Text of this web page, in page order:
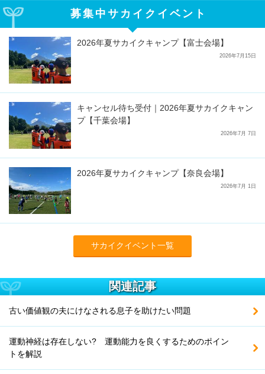
募集中サカイクイベント
2026年夏サカイクキャンプ【富士会場】
2026年7月15日
キャンセル待ち受付｜2026年夏サカイクキャン
プ【千葉会場】
2026年7月 7日
2026年夏サカイクキャンプ【奈良会場】
2026年7月 1日
サカイクイベント一覧
関連記事
古い価値観の夫にけなされる息子を助けたい問題
運動神経は存在しない? 運動能力を良くするためのポイン
トを解説